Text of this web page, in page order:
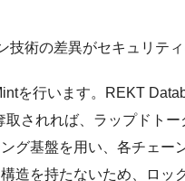
術の差異がセキュリティ
を行います。REKT
されれば、ラップドトー
グ基盤を用い、各チェ
造を持たないため、ロ